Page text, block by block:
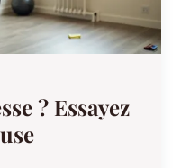
? Essayez